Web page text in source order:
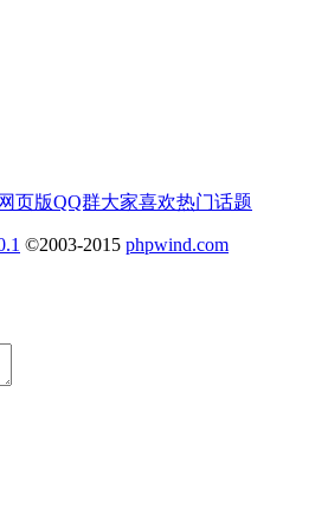
页版QQ群大家喜欢热门话题
©2003-2015 phpwind.com